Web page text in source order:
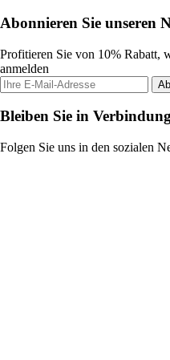
Abonnieren Sie unseren
Profitieren Sie von 10% Rabatt,
anmelden
Bleiben Sie in
Folgen Sie uns in den sozialen